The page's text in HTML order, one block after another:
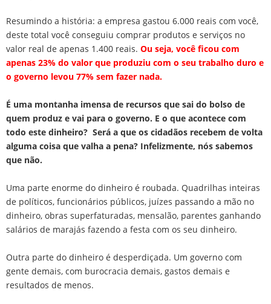
Resumindo a história: a empresa gastou 6.000 reais com você,
deste total você conseguiu comprar produtos e serviços no
valor real de apenas 1.400 reais. Ou seja, você ficou com
apenas 23% do valor que produziu com o seu trabalho duro e
o governo levou 77% sem fazer nada.
É uma montanha imensa de recursos que sai do bolso de
quem produz e vai para o governo. E o que acontece com
todo este dinheiro? Será a que os cidadãos recebem de volta
alguma coisa que valha a pena? Infelizmente, nós sabemos
que não.
Uma parte enorme do dinheiro é roubada. Quadrilhas inteiras
de políticos, funcionários públicos, juízes passando a mão no
dinheiro, obras superfaturadas, mensalão, parentes ganhando
salários de marajás fazendo a festa com os seu dinheiro.
Outra parte do dinheiro é desperdiçada. Um governo com
gente demais, com burocracia demais, gastos demais e
resultados de menos.